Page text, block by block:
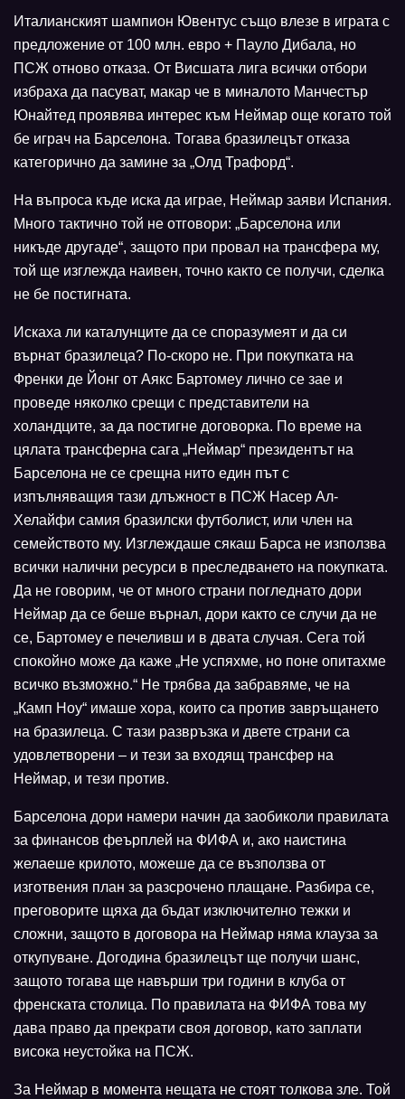
Италианският шампион Ювентус също влезе в играта с
предложение от 100 млн. евро + Пауло Дибала, но
ПСЖ отново отказа. От Висшата лига всички отбори
избраха да пасуват, макар че в миналото Манчестър
Юнайтед проявява интерес към Неймар още когато той
бе играч на Барселона. Тогава бразилецът отказа
категорично да замине за „Олд Трафорд“.
На въпроса къде иска да играе, Неймар заяви Испания.
Много тактично той не отговори: „Барселона или
никъде другаде“, защото при провал на трансфера му,
той ще изглежда наивен, точно както се получи, сделка
не бе постигната.
Искаха ли каталунците да се споразумеят и да си
върнат бразилеца? По-скоро не. При покупката на
Френки де Йонг от Аякс Бартомеу лично се зае и
проведе няколко срещи с представители на
холандците, за да постигне договорка. По време на
цялата трансферна сага „Неймар“ президентът на
Барселона не се срещна нито един път с
изпълняващия тази длъжност в ПСЖ Насер Ал-
Хелайфи самия бразилски футболист, или член на
семейството му. Изглеждаше сякаш Барса не използва
всички налични ресурси в преследването на покупката.
Да не говорим, че от много страни погледнато дори
Неймар да се беше върнал, дори както се случи да не
се, Бартомеу е печеливш и в двата случая. Сега той
спокойно може да каже „Не успяхме, но поне опитахме
всичко възможно.“ Не трябва да забравяме, че на
„Камп Ноу“ имаше хора, които са против завръщането
на бразилеца. С тази развръзка и двете страни са
удовлетворени – и тези за входящ трансфер на
Неймар, и тези против.
Барселона дори намери начин да заобиколи правилата
за финансов феърплей на ФИФА и, ако наистина
желаеше крилото, можеше да се възползва от
изготвения план за разсрочено плащане. Разбира се,
преговорите щяха да бъдат изключително тежки и
сложни, защото в договора на Неймар няма клауза за
откупуване. Догодина бразилецът ще получи шанс,
защото тогава ще навърши три години в клуба от
френската столица. По правилата на ФИФА това му
дава право да прекрати своя договор, като заплати
висока неустойка на ПСЖ.
За Неймар в момента нещата не стоят толкова зле. Той